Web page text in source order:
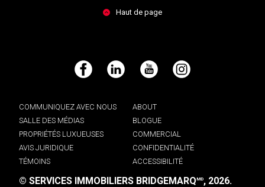
Haut de page
Facebook LinkedIn YouTube Instagram
COMMUNIQUEZ AVEC NOUS
ABOUT
SALLE DES MÉDIAS
BLOGUE
PROPRIÉTÉS LUXUEUSES
COMMERCIAL
AVIS JURIDIQUE
CONFIDENTIALITÉ
TÉMOINS
ACCESSIBILITÉ
© SERVICES IMMOBILIERS BRIDGEMARQMD, 2026.